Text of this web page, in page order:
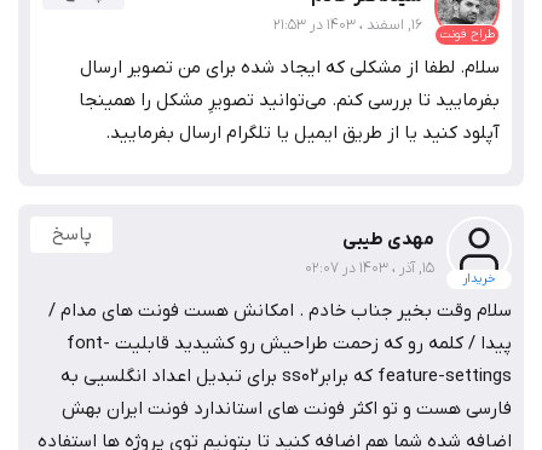
طراح فونت 16, اسفند ، 1403 در 21:53
سلام. لطفا از مشکلی که ایجاد شده برای من تصویر ارسال
بفرمایید تا بررسی کنم. می‌توانید تصویرِ مشکل را همینجا
آپلود کنید یا از طریق ایمیل یا تلگرام ارسال بفرمایید.
خریدار
مهدی طیبی
15, آذر ، 1403 در 02:07
پاسخ
سلام وقت بخیر جناب خادم . امکانش هست فونت های مدام /
پیدا / کلمه رو که زحمت طراحیش رو کشیدید قابلیت font-
feature-settings که برابرss02 برای تبدیل اعداد انگلسیی به
فارسی هست و تو اکثر فونت های استاندارد فونت ایران بهش
اضافه شده شما هم اضافه کنید تا بتونیم توی پروژه ها استفاده